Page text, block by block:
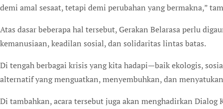
demi amal sesaat, tetapi demi perubahan yang bermakna,”
Atas dasar beberapa hal tersebut, Gerakan Belarasa perlu
kemanusiaan, keadilan sosial, dan solidaritas lintas batas.
Di tengah berbagai krisis yang kita hadapi—baik ekologis,
alternatif yang menguatkan, menyembuhkan, dan
Di tambahkan, acara tersebut juga akan menghadirkan